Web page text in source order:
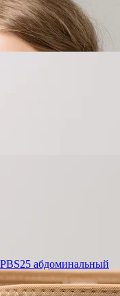
абдоминальный